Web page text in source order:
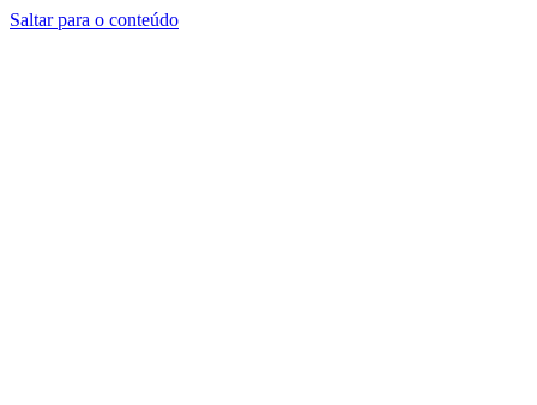
Saltar para o conteúdo